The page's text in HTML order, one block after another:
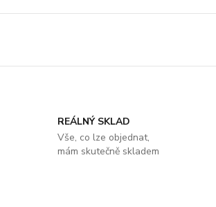
REÁLNÝ SKLAD
Vše, co lze objednat,
mám skutečně skladem